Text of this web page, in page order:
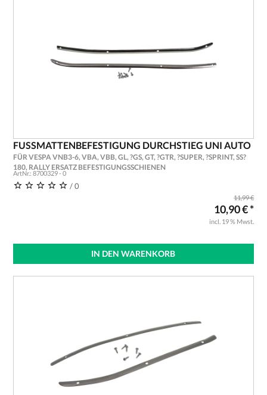
FUSSMATTENBEFESTIGUNG DURCHSTIEG UNI AUTO
FÜR VESPA VNB3-6, VBA, VBB, GL, ?GS, GT, ?GTR, ?SUPER, ?SPRINT, SS?
180, RALLY ERSATZ BEFESTIGUNGSSCHIENEN
ArtNr.: 8700329 - 0
/ 0
11,99 €
10,90 € *
incl. 19 % Mwst.
IN DEN WARENKORB